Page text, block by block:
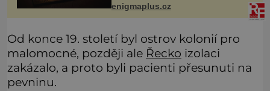
prohání se po silnicích ve svém
mercedesu jako utržený ze řetězu.
enigmaplus.cz
Od konce 19. století byl ostrov kolonií pro
malomocné, později ale Řecko izolaci
zakázalo, a proto byli pacienti přesunuti na
pevninu.